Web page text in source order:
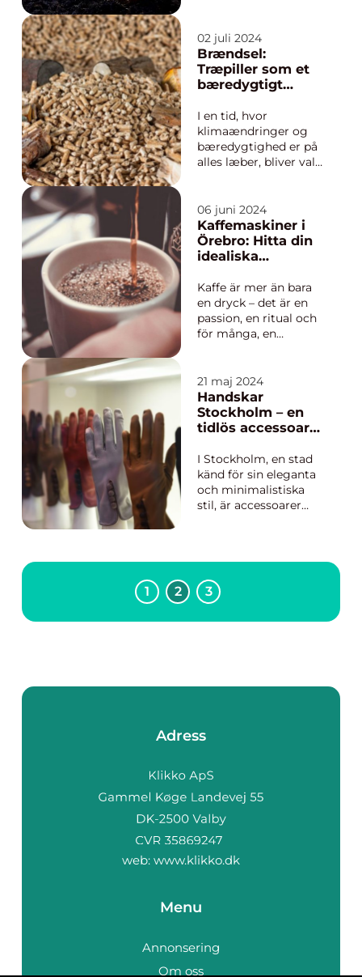
utomhusmiljö är val
av rätt material för
trädgårdsdesign
väsentligt. En
02 juli 2024
Brændsel:
Træpiller som et
bæredygtigt
I en tid, hvor
klimaændringer og
bæredygtighed er på
alles læber, bliver valg
beslutning. Træpiller
vinder popularitet
som en effektiv og
miljøvenlig
artikel udforsker
træpillers rolle som
brændsel...
06 juni 2024
Kaffemaskiner i
Örebro: Hitta din
idealiska
Kaffe är mer än bara
en dryck – det är en
passion, en ritual och
för många, en
kaffemaskin kan vara
skillnaden mellan en
medioker kopp kaffe
och en upp...
21 maj 2024
Handskar
Stockholm – en
tidlös accessoar
funktion
I Stockholm, en stad
känd för sin eleganta
och minimalistiska
stil, är accessoarer
nödvändighet.
Handskar i synnerhet
har en särskild plats i
1 2 3
Adress
web: www.klikko.dk
Menu
Annonsering
Om oss